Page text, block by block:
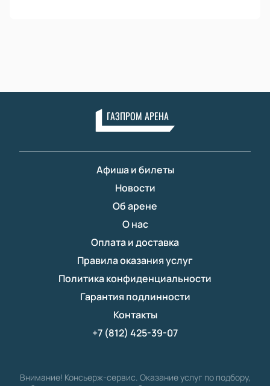
ГАЗПРОМ АРЕНА
Афиша и билеты
Новости
Об арене
О нас
Оплата и доставка
Правила оказания услуг
Политика конфиденциальности
Гарантия подлинности
Контакты
+7 (812) 425-39-07
Внимание! Консьерж-сервис. Оказание услуг по подбору,